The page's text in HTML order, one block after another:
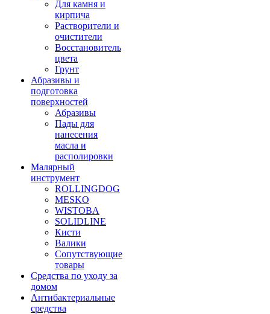
Для камня и
кирпича
Растворители и
очистители
Восстановитель
цвета
Грунт
Абразивы и
подготовка
поверхностей
Абразивы
Пады для
нанесения
масла и
располировки
Малярный
инструмент
ROLLINGDOG
MESKO
WISTOBA
SOLIDLINE
Кисти
Валики
Сопутствующие
товары
Средства по уходу за
домом
Антибактериальные
средства